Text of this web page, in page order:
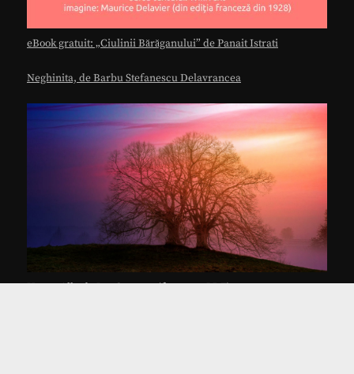
eBook gratuit: „Ciulinii Bărăganului” de Panait Istrati
Neghinita, de Barbu Stefanescu Delavrancea
Harap Alb, de Ion Creanga (free text+PDF)